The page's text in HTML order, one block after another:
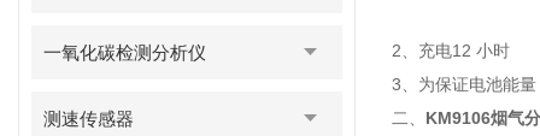
一氧化碳检测分析仪
测速传感器
2、充电12 小时
3、为保证电池能
二、 KM9106烟气